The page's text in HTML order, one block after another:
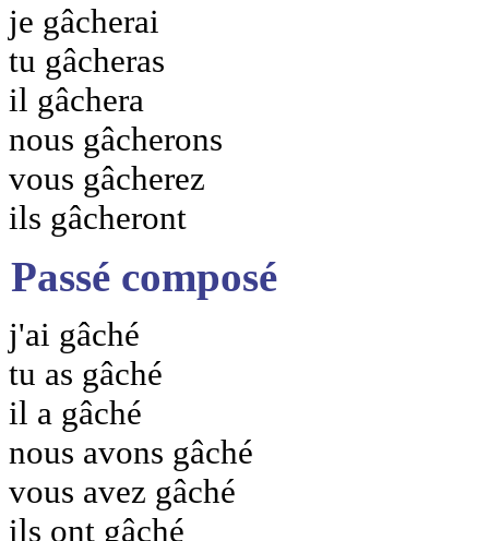
je gâcherai
tu gâcheras
il gâchera
nous gâcherons
vous gâcherez
ils gâcheront
Passé composé
j'ai gâché
tu as gâché
il a gâché
nous avons gâché
vous avez gâché
ils ont gâché